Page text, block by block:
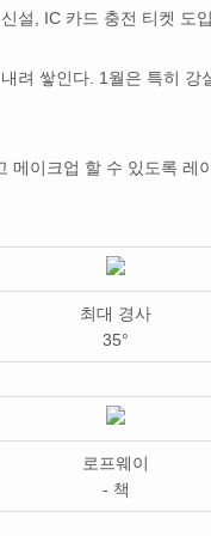
설, IC 카드 충전 티켓 도
려 쌓인다. 1월은 특히 강
메이크업 할 수 있도록 레
최대 경사
35°
로프웨이
- 책